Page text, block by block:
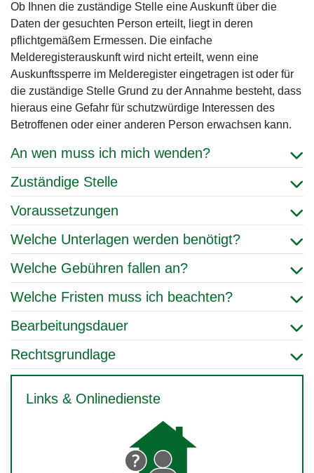
Ob Ihnen die zuständige Stelle eine Auskunft über die
Daten der gesuchten Person erteilt, liegt in deren
pflichtgemäßem Ermessen. Die einfache
Melderegisterauskunft wird nicht erteilt, wenn eine
Auskunftssperre im Melderegister eingetragen ist oder für
die zuständige Stelle Grund zu der Annahme besteht, dass
hieraus eine Gefahr für schutzwürdige Interessen des
Betroffenen oder einer anderen Person erwachsen kann.
An wen muss ich mich wenden?
Zuständige Stelle
Voraussetzungen
Welche Unterlagen werden benötigt?
Welche Gebühren fallen an?
Welche Fristen muss ich beachten?
Bearbeitungsdauer
Rechtsgrundlage
Links & Onlinedienste